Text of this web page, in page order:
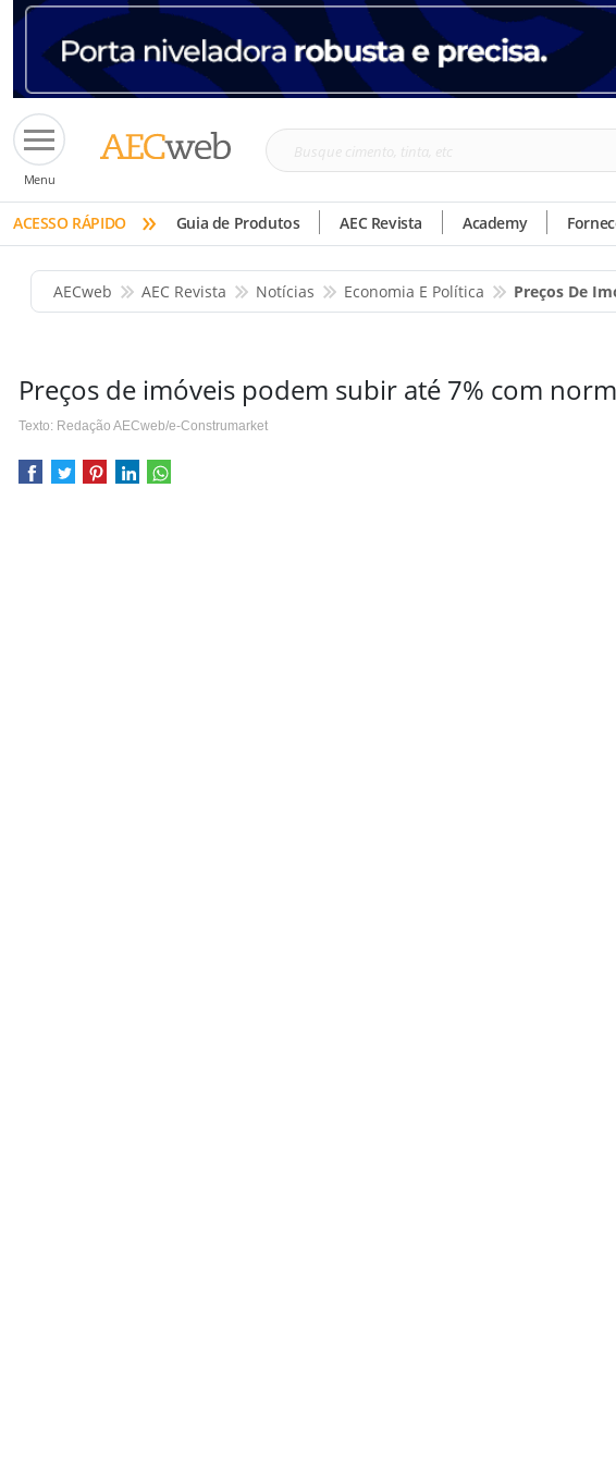
Menu
Busque
tinta,
etc
ACESSO RÁPIDO » Guia de Produtos AEC Revista Academy
AECweb AEC Revista Notícias Economia E Política Preços De
Preços de imóveis podem subir até 7% com
Texto: Redação AECweb/e-Construmarket